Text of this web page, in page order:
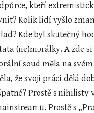
kteří
Kolik lidí vyšlo
Kde byl skutečný
(ne)morálky. A zde
soud měla na svém
že svoji práci dělá
Prostě s
Prostě s